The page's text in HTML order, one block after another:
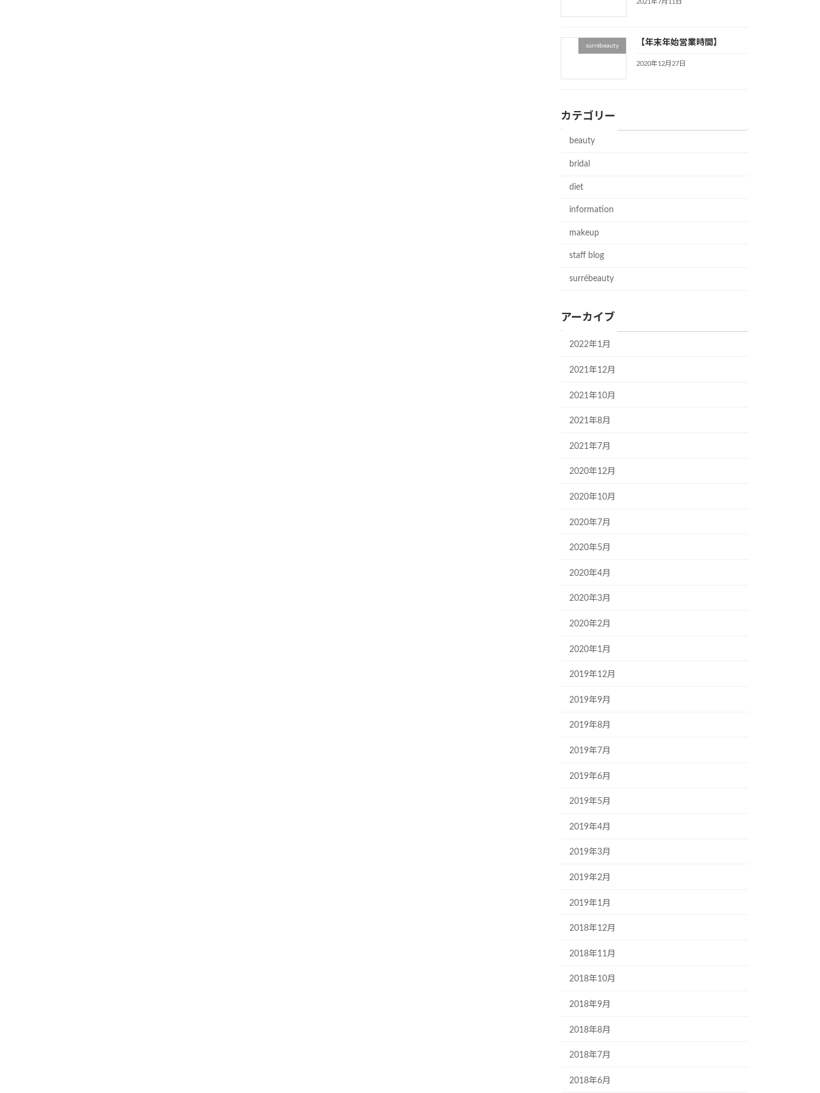
2021年7月11日
surrébeauty 【年末年始営業時間】
2020年12月27日
カテゴリー
beauty
bridal
diet
information
makeup
staff blog
surrébeauty
アーカイブ
2022年1月
2021年12月
2021年10月
2021年8月
2021年7月
2020年12月
2020年10月
2020年7月
2020年5月
2020年4月
2020年3月
2020年2月
2020年1月
2019年12月
2019年9月
2019年8月
2019年7月
2019年6月
2019年5月
2019年4月
2019年3月
2019年2月
2019年1月
2018年12月
2018年11月
2018年10月
2018年9月
2018年8月
2018年7月
2018年6月